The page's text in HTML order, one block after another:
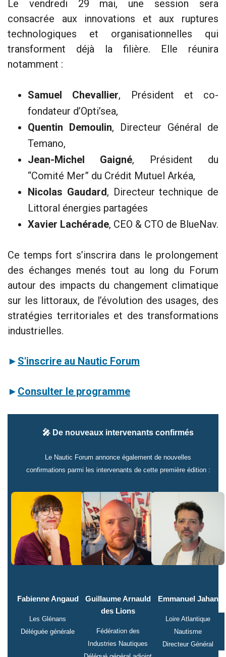
Le vendredi 29 mai, une session sera
consacrée aux innovations et aux ruptures
technologiques et organisationnelles qui
transforment déjà la filière. Elle réunira
notamment :
Samuel Chevallier, Président et co-
fondateur d’Opti’sea,
Quentin Demoulin, Directeur Général de
Temano,
Jean-Michel Gaigné, Président du
“Comité Mer” du Crédit Mutuel Arkéa,
Nicolas Gaudard, Directeur technique de
Littoral énergies partagées
Xavier Lachérade, CEO & CTO de BlueNav.
Ce temps fort s’inscrira dans le prolongement
des échanges menés tout au long du Forum
autour des impacts du changement climatique
sur les littoraux, de l’évolution des usages, des
stratégies territoriales et des transformations
industrielles.
► S'inscrire au Nautic Forum
► Consulter le programme
🎤 De nouveaux intervenants confirmés
Le Nautic Forum annonce également de nouvelles
confirmations parmi les intervenants de cette première édition :
Fabienne Angaud
Les Glénans
Déléguée générale
Guillaume Arnauld
des Lions
Fédération des
Industries Nautiques
Emmanuel Jahan
Loire Atlantique
Nautisme
Directeur Général